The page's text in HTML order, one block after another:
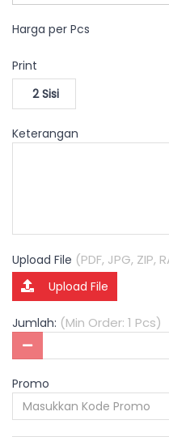
Harga per Pcs
Print
2 Sisi
Keterangan
Upload File (PDF, JPG, ZIP,
Upload File
Jumlah: (Min Order: 1 Pcs)
Promo